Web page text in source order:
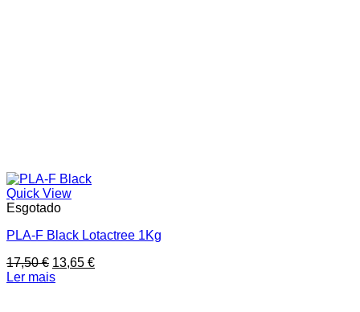
Quick View
Esgotado
PLA-F Black Lotactree 1Kg
17,50€ O
preço
13,65 €O
Ler mais